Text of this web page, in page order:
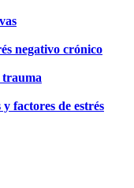
negativo crónico
trauma
factores de estrés